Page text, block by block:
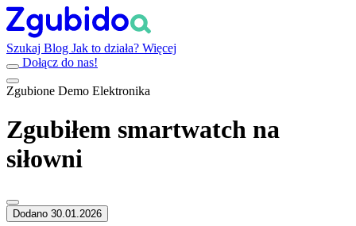
Szukaj Blog Jak to działa? Więcej
Dołącz do nas!
Zgubione Demo Elektronika
Zgubiłem smartwatch na
siłowni
Dodano 30.01.2026